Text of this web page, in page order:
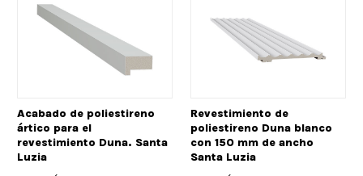
Acabado de poliestireno
ártico para el
revestimiento Duna. Santa
Luzia
Revestimiento de
poliestireno Duna blanco
con 150 mm de ancho
Santa Luzia